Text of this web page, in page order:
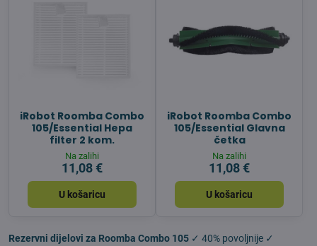
iRobot Roomba Combo
105/Essential Hepa
filter 2 kom.
Na zalihi
11,08 €
U košaricu
iRobot Roomba Combo
105/Essential Glavna
četka
Na zalihi
11,08 €
U košaricu
Rezervni dijelovi za Roomba Combo 105 ✓ 40% povoljnije ✓